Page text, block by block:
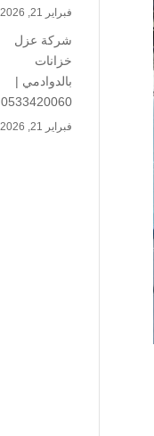
فبراير 21, 2026
شركة عزل
خزانات
بالدوادمي |
0533420060
فبراير 21, 2026